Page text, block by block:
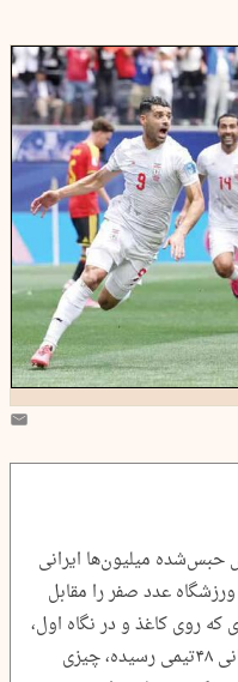
حبس‌شده میلیون‌ها ایرانی
عدد صفر را مقابل
که روی کاغذ و در نگاه اول،
برای تیمی که از دل بحران‌ها به جام‌جهانی ۴۸تیمی رسیده، چیزی